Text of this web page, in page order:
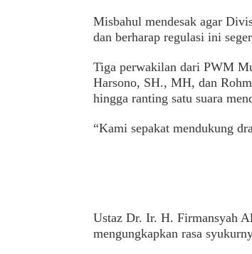
Misbahul mendesak agar
dan berharap regulasi ini
Tiga perwakilan dari PWM
Harsono, SH., MH, dan
hingga ranting satu suara
“Kami sepakat mendukung
Ustaz Dr. Ir. H. Firmansyah
mengungkapkan rasa